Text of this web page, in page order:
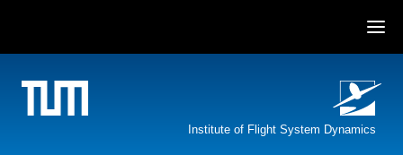
Institute of Flight System Dynamics